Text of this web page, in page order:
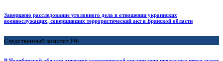
Завершено расследование уголовного дела в отношении украинских
военнослужащих, совершивших террористический акт в Брянской области
Следственный комитет РФ